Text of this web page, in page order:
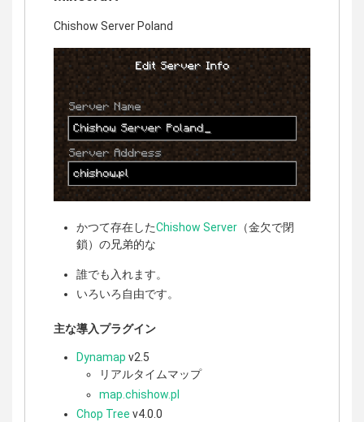
Chishow Server Poland
かつて存在したChishow Server （金欠で閉
鎖）の兄弟的な
誰でも入れます。
いろいろ自由です。
主な導入プラグイン
Dynamap v2.5
リアルタイムマップ
map.chishow.pl
Chop Tree v4.0.0